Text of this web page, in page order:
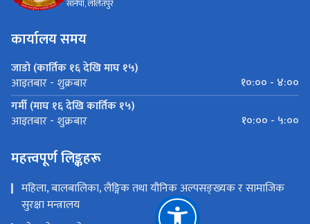
सानेपा, ललितपुर
कार्यालय समय
जाडो (कार्तिक १६ देखि माघ १५)
आइतबार - शुक्रबार
१०:०० - ४:००
गर्मी (माघ १६ देखि कार्तिक १५)
आइतबार - शुक्रबार १०:०० - ५:००
महत्त्वपूर्ण लिङ्कहरू
महिला, बालबालिका, लैङ्गिक तथा यौनिक अल्पसङ्ख्यक र सामाजिक
सुरक्षा मन्त्रालय